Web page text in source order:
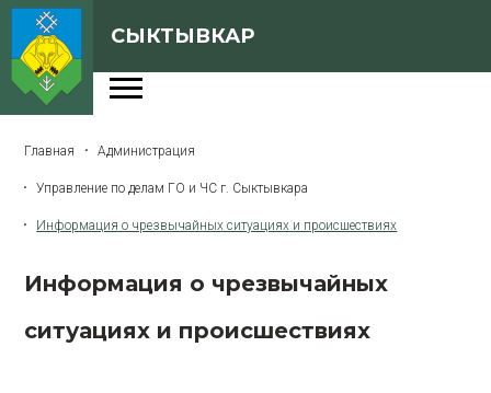
СЫКТЫВКАР
Бюджет города
Архивная версия сайта
Главная Администрация
Управление по делам ГО и ЧС г. Сыктывкара
Информация о чрезвычайных ситуациях и происшествиях
Информация о чрезвычайных
ситуациях и происшествиях